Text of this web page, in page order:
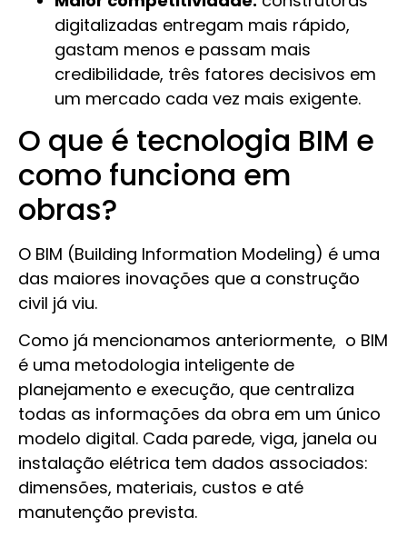
digitalizadas entregam mais rápido,
gastam menos e passam mais
credibilidade, três fatores decisivos em
um mercado cada vez mais exigente.
O que é tecnologia BIM e
como funciona em
obras?
O BIM (Building Information Modeling) é uma
das maiores inovações que a construção
civil já viu.
Como já mencionamos anteriormente, o BIM
é uma metodologia inteligente de
planejamento e execução, que centraliza
todas as informações da obra em um único
modelo digital. Cada parede, viga, janela ou
instalação elétrica tem dados associados:
dimensões, materiais, custos e até
manutenção prevista.